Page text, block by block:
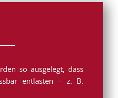
so ausgelegt, dass
entlasten – z. B.